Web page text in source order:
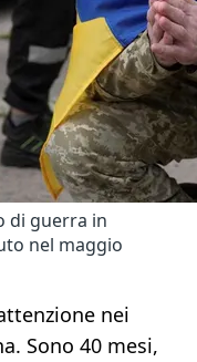
di guerra in
nel maggio
nei
Sono 40 mesi,